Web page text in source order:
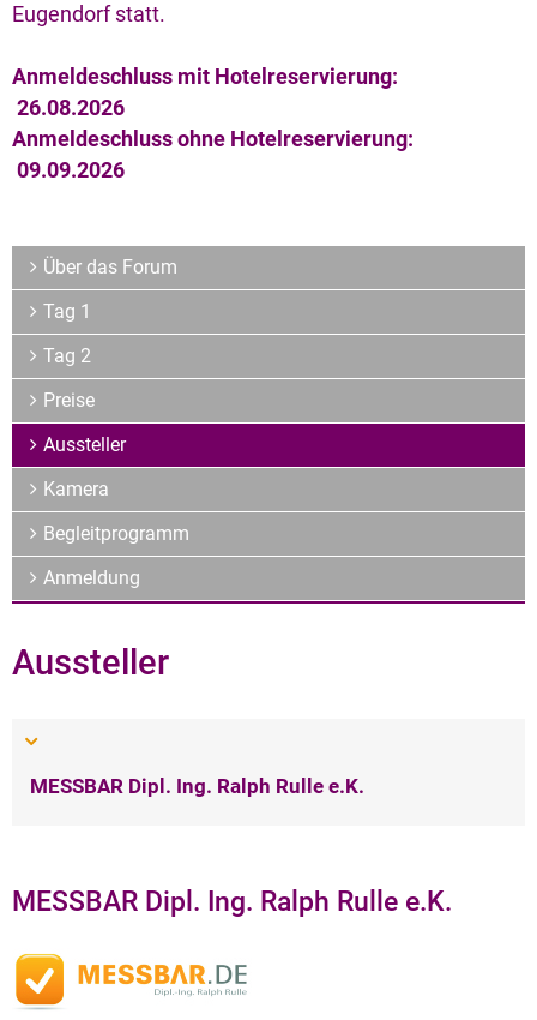
Expertenwissen & Normen
Archiv
Über uns
Eugendorf statt.
Anmeldeschluss mit Hotelreservierung:
26.08.2026
Anmeldeschluss ohne Hotelreservierung:
09.09.2026
Über das Forum
Tag 1
Tag 2
Preise
Aussteller
Kamera
Begleitprogramm
Anmeldung
Aussteller
MESSBAR Dipl. Ing. Ralph Rulle e.K.
MESSBAR Dipl. Ing. Ralph Rulle e.K.